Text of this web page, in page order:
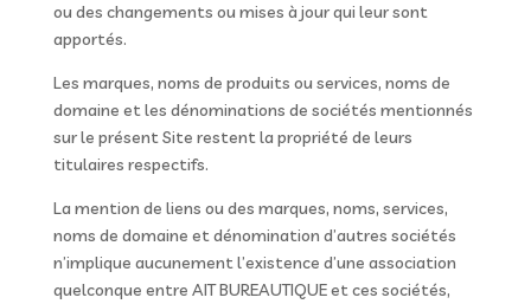
ou des changements ou mises à jour qui leur sont
apportés.
Les marques, noms de produits ou services, noms de
domaine et les dénominations de sociétés mentionnés
sur le présent Site restent la propriété de leurs
titulaires respectifs.
La mention de liens ou des marques, noms, services,
noms de domaine et dénomination d’autres sociétés
n’implique aucunement l’existence d’une association
quelconque entre AIT BUREAUTIQUE et ces sociétés,